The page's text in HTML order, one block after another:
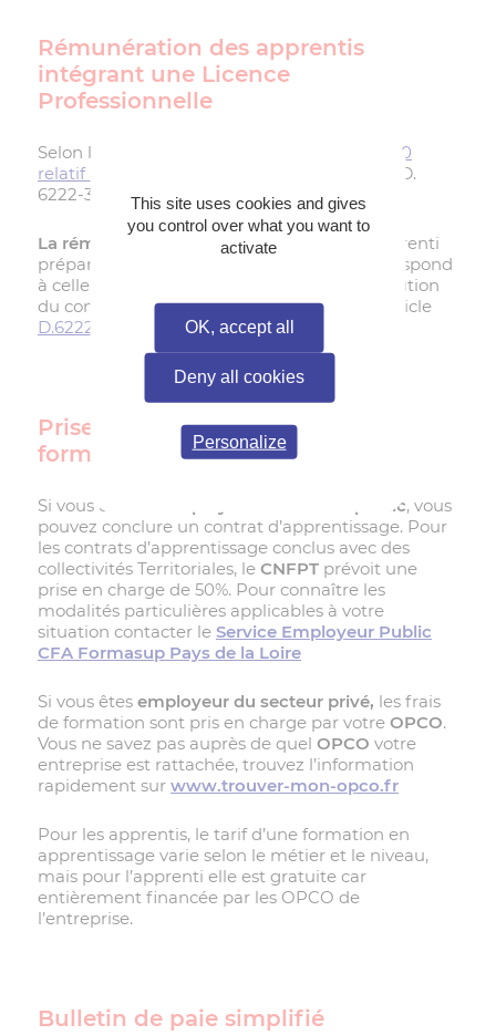
Rémunération des apprentis
intégrant une Licence
Professionnelle
Selon le
Décret no 2020-373 du 30 mars 2020
relatif à la rémunération des apprentis
, Art. D.
6222-32.
La rémunération minimaleperçue par l’apprenti
préparant une
correspond
à celle fixée pour la deuxième année d’exécution
du contrat dans les conditions prévues à l’article
D.6222-26
Prise en charge des frais de
formation
Si vous êtes un employeur du secteur public, vous
pouvez conclure un contrat d’apprentissage. Pour
les contrats d’apprentissage conclus avec des
collectivités Territoriales, le CNFPT prévoit une
prise en charge de 50%. Pour connaître les
modalités particulières applicables à votre
situation contacter le Service Employeur Public
CFA Formasup Pays de la Loire
Si vous êtes employeur du secteur privé, les frais
de formation sont pris en charge par votre OPCO.
Vous ne savez pas auprès de quel OPCO votre
entreprise est rattachée, trouvez l’information
rapidement sur www.trouver-mon-opco.fr
Pour les apprentis, le tarif d’une formation en
apprentissage varie selon le métier et le niveau,
mais pour l’apprenti elle est gratuite car
entièrement financée par les OPCO de
l’entreprise.
Bulletin de paie simplifié
This site uses cookies and gives
you control over what you want to
activate
OK, accept all
Deny all cookies
Personalize